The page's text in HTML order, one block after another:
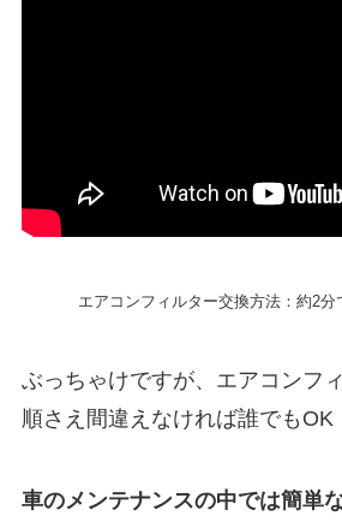
エアコンフィルター交換方法：約2分
ぶっちゃけですが、エアコンフ
順さえ間違えなければ誰でもOK
車のメンテナンスの中では簡単